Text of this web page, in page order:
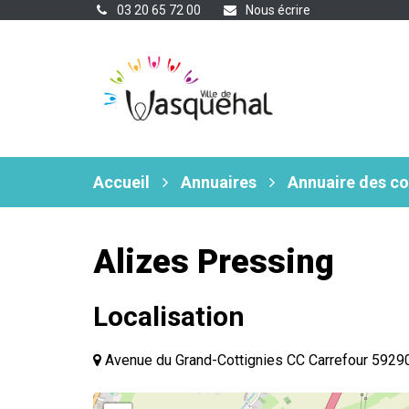
Gestion des traceurs03 20 65 72 00 Nous écrire
Accueil Annuaires Annuaire des
Alizes Pressing
Localisation
Avenue du Grand-Cottignies CC Carrefour